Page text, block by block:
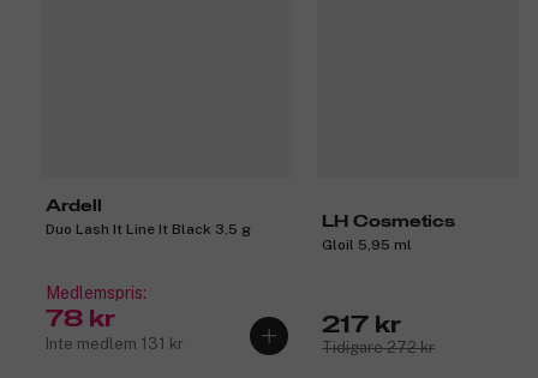
Ardell
Duo Lash It Line It Black 3,5 g
Medlemspris:
78 kr
Inte medlem 131 kr
LH Cosmetics
Gloil 5,95 ml
217 kr
Tidigare 272 kr